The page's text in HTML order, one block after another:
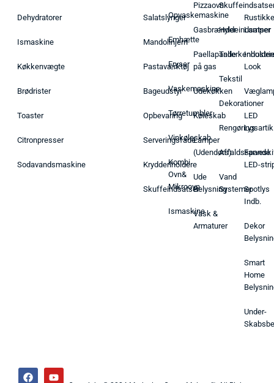
Dehydratorer
Ismaskine
Køkkenvægte
Brødrister
Toaster
Citronpresser
Sodavandsmaskine
Salatslynger
Mandolinjern
Pastaværktøj
Bageudstyr
Opbevaring
Serveringsfade
Krydderiholdere
Skuffeindsatser
Opvaskemaskine
Emhætte
Fryser
Vaskemaskine
Tørretumbler
Vinkøleskab
Kombi
Ovn&
Mikroovn
Ismaskine
Pizzaovn
Gasbrænder
Paellapande
på gas
Udekøkken
Køleskab
Lamper
(Udendørs)
Ude
Belysning
Vask &
Armaturer
Hyldeindsatser
Tekstil
Dekorationer
Affaldsspande
Vand
Systemer
Rustikke
Lamper
Look
LED
Lys
LED-
Spotlys
Indb.
Dekor
Smart
Home
Under-